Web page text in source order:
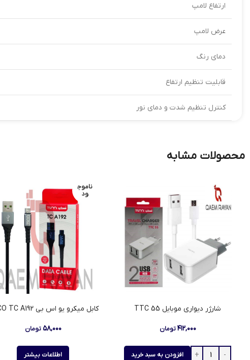
ارتفاع لامپ
عرض لامپ
دمای رنگ
قابلیت تنظیم ارتفاع
کنترل تنظیم شدت و دمای نور
محصولات مشابه
شارژر دیواری موبایل 55 TTC
۴۱۲,۰۰۰ تومان
افزودن به سبد خرید
ناموج
ود
کابل میکرو یو اس بی TSCO TC A192
۵۸,۰۰۰ تومان
اطلاعات بیشتر